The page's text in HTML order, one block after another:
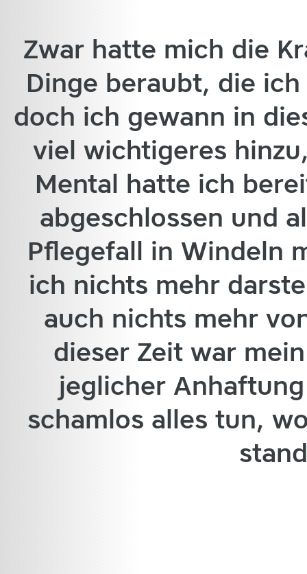
Zwar hatte mich die
Dinge beraubt, die
doch ich gewann in
viel wichtigeres
Mental hatte ich
abgeschlossen und
Pflegefall in Windeln
ich nichts mehr
auch nichts mehr
dieser Zeit war
jeglicher
schamlos alles tun,